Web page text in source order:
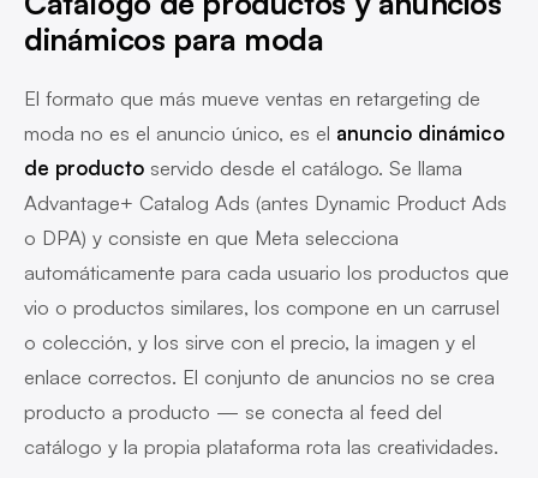
dinámicos para moda
El formato que más mueve ventas en retargeting de
moda no es el anuncio único, es el anuncio dinámico
de producto servido desde el catálogo. Se llama
Advantage+ Catalog Ads (antes Dynamic Product Ads
o DPA) y consiste en que Meta selecciona
automáticamente para cada usuario los productos que
vio o productos similares, los compone en un carrusel
o colección, y los sirve con el precio, la imagen y el
enlace correctos. El conjunto de anuncios no se crea
producto a producto — se conecta al feed del
catálogo y la propia plataforma rota las creatividades.